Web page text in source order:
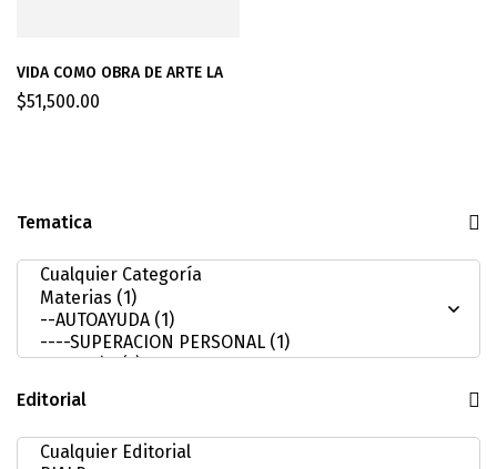
Tematica
Editorial
VIDA COMO OBRA DE ARTE LA
$51,500.00